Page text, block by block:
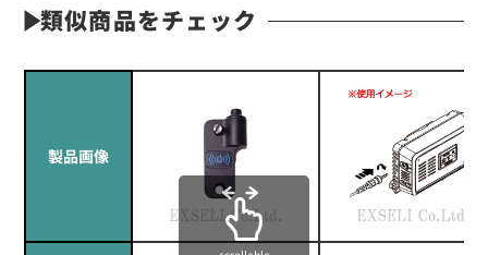
類似商品をチェック
製品画像